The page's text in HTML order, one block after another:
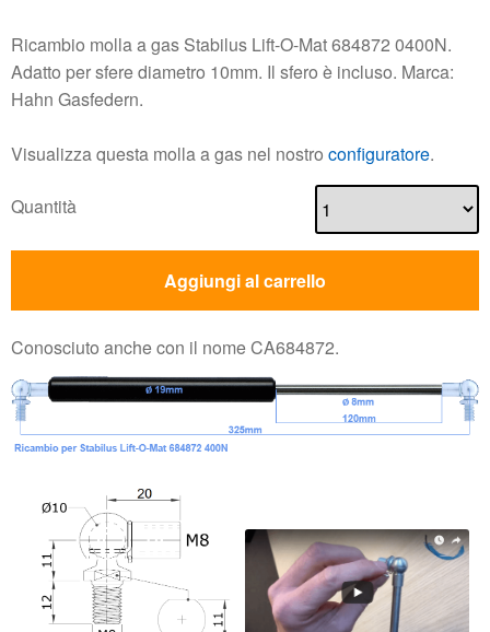
Ricambio molla a gas Stabilus Lift-O-Mat 684872 0400N.
Adatto per sfere diametro 10mm. Il sfero è incluso. Marca:
Hahn Gasfedern.
Visualizza questa molla a gas nel nostro configuratore.
Quantità
Aggiungi al carrello
Conosciuto anche con il nome CA684872.